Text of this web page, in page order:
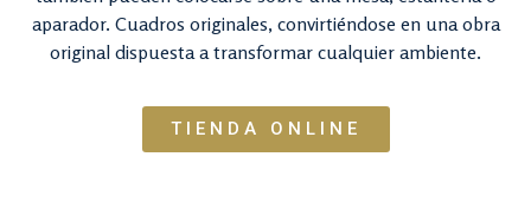
aparador. Cuadros originales, convirtiéndose en una obra
original dispuesta a transformar cualquier ambiente.
TIENDA ONLINE